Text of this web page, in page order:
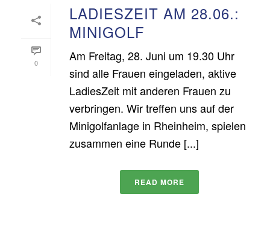
0
LADIESZEIT AM 28.06.:
MINIGOLF
Am Freitag, 28. Juni um 19.30 Uhr
sind alle Frauen eingeladen, aktive
LadiesZeit mit anderen Frauen zu
verbringen. Wir treffen uns auf der
Minigolfanlage in Rheinheim, spielen
zusammen eine Runde [...]
READ MORE